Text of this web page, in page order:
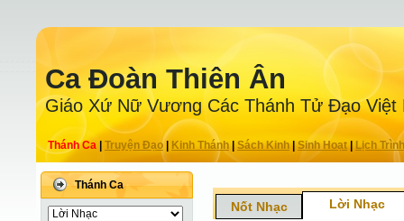
Ca Ðoàn Thiên Ân
Giáo Xứ Nữ Vương Các Thánh Tử Ðạo Việt
Thánh Ca Truyện Ðạo| Kinh Thánh Sách Kinh|Sinh Hoạt| Lịch Trình
Thánh Ca
Nốt Nhạc Lời Nhạc